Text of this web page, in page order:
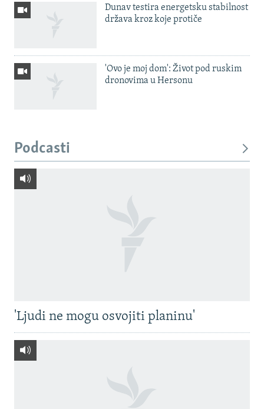
Dunav testira energetsku stabilnost
država kroz koje protiče
'Ovo je moj dom': Život pod ruskim
dronovima u Hersonu
Podcasti
'Ljudi ne mogu osvojiti planinu'